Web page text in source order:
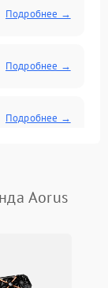
Подробнее →
Подробнее →
Подробнее →
Aorus